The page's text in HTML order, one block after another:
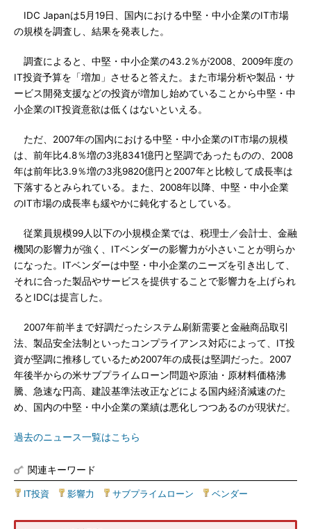
IDC Japanは5月19日、国内における中堅・中小企業のIT市場
の規模を調査し、結果を発表した。
調査によると、中堅・中小企業の43.2％が2008、2009年度の
IT投資予算を「増加」させると答えた。また市場分析や製品・サ
ービス開発支援などの投資が増加し始めていることから中堅・中
小企業のIT投資意欲は低くはないといえる。
ただ、2007年の国内における中堅・中小企業のIT市場の規模
は、前年比4.8％増の3兆8341億円と堅調であったものの、2008
年は前年比3.9％増の3兆9820億円と2007年と比較して成長率は
下落するとみられている。また、2008年以降、中堅・中小企業
のIT市場の成長率も緩やかに鈍化するとしている。
従業員規模99人以下の小規模企業では、税理士／会計士、金融
機関の影響力が強く、ITベンダーの影響力が小さいことが明らか
になった。ITベンダーは中堅・中小企業のニーズを引き出して、
それに合った製品やサービスを提供することで影響力を上げられ
るとIDCは提言した。
2007年前半まで好調だったシステム刷新需要と金融商品取引
法、製品安全法制といったコンプライアンス対応によって、IT投
資が堅調に推移しているため2007年の成長は堅調だった。2007
年後半からの米サブプライムローン問題や原油・原材料価格沸
騰、急速な円高、建設基準法改正などによる国内経済減速のた
め、国内の中堅・中小企業の業績は悪化しつつあるのが現状だ。
過去のニュース一覧はこちら
関連キーワード
IT投資 影響力 サブプライムローン ベンダー